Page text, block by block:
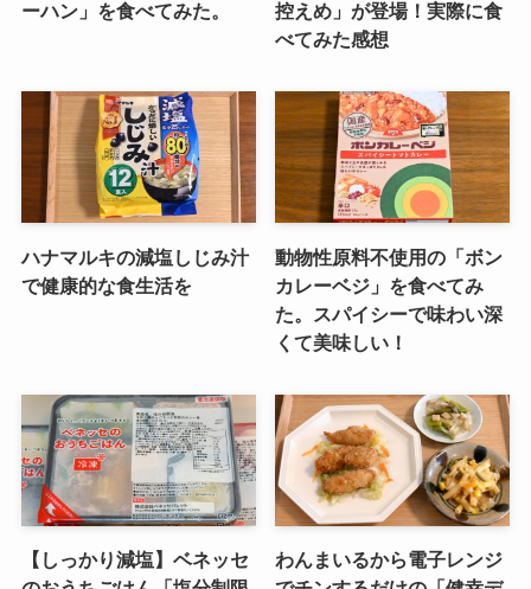
ーハン」を食べてみた。
控えめ」が登場！実際に食
べてみた感想
ハナマルキの減塩しじみ汁
で健康的な食生活を
動物性原料不使用の「ボン
カレーベジ」を食べてみ
た。スパイシーで味わい深
くて美味しい！
【しっかり減塩】ベネッセ
わんまいるから電子レンジ